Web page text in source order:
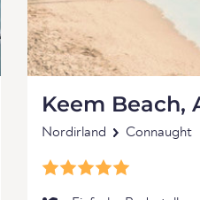
Keem Beach,
Nordirland Connaught